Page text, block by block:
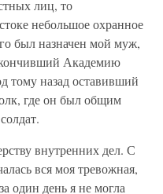
лиц, то
небольшое охранное
был назначен мой муж,
Академию
тому назад оставивший
где он был общим
внутренних дел. С
вся моя тревожная,
один день я не могла